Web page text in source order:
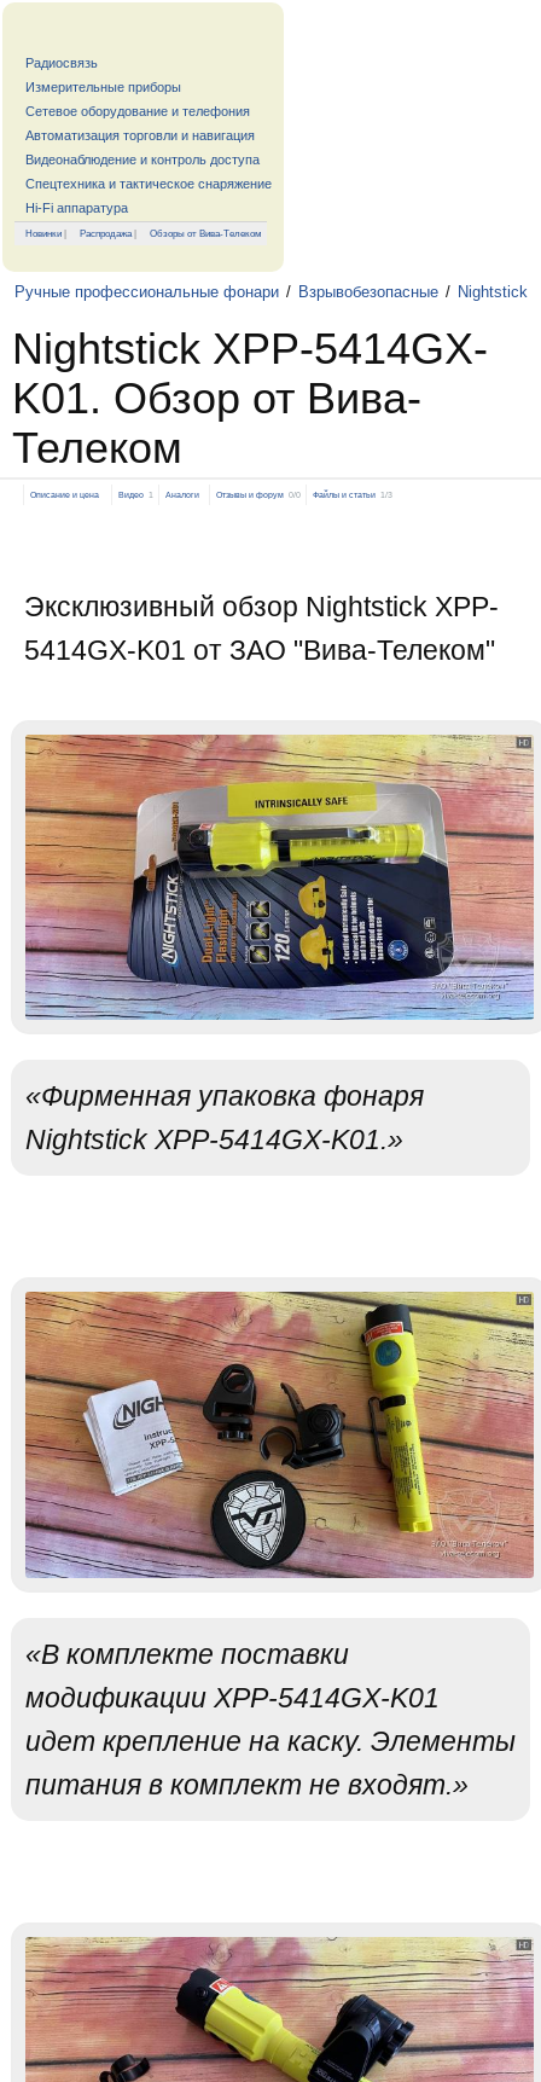
Радиосвязь
Измерительные приборы
Сетевое оборудование и телефония
Автоматизация торговли и навигация
Видеонаблюдение и контроль доступа
Спецтехника и тактическое снаряжение
Hi-Fi аппаратура
Новинки | Распродажа| Обзоры от Вива-Телеком
Ручные профессиональные фонари / Взрывобезопасные / Nightstick
Nightstick XPP-5414GX-
K01. Обзор от Вива-
Телеком
Описание и цена Видео 1 Аналоги Отзывы и форум 0/0 Файлы и статьи 1/3
Эксклюзивный обзор Nightstick XPP-
5414GX-K01 от ЗАО "Вива-Телеком"
«Фирменная упаковка фонаря
Nightstick XPP-5414GX-K01.»
«В комплекте поставки
модификации XPP-5414GX-K01
идет крепление на каску. Элементы
питания в комплект не входят.»